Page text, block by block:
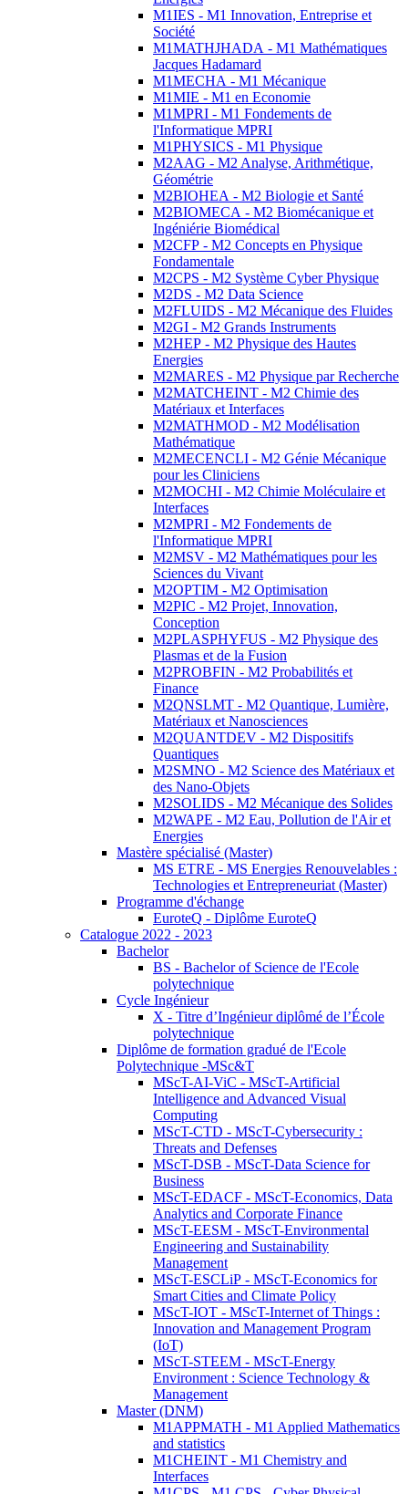
M1IES - M1 Innovation, Entreprise et
Société
M1MATHJHADA - M1 Mathématiques
Jacques Hadamard
M1MECHA - M1 Mécanique
M1MIE - M1 en Economie
M1MPRI - M1 Fondements de
l'Informatique MPRI
M1PHYSICS - M1 Physique
M2AAG - M2 Analyse, Arithmétique,
Géométrie
M2BIOHEA - M2 Biologie et Santé
M2BIOMECA - M2 Biomécanique et
Ingéniérie Biomédical
M2CFP - M2 Concepts en Physique
Fondamentale
M2CPS - M2 Système Cyber Physique
M2DS - M2 Data Science
M2FLUIDS - M2 Mécanique des Fluides
M2GI - M2 Grands Instruments
M2HEP - M2 Physique des Hautes
Energies
M2MARES - M2 Physique par Recherche
M2MATCHEINT - M2 Chimie des
Matériaux et Interfaces
M2MATHMOD - M2 Modélisation
Mathématique
M2MECENCLI - M2 Génie Mécanique
pour les Cliniciens
M2MOCHI - M2 Chimie Moléculaire et
Interfaces
M2MPRI - M2 Fondements de
l'Informatique MPRI
M2MSV - M2 Mathématiques pour les
Sciences du Vivant
M2OPTIM - M2 Optimisation
M2PIC - M2 Projet, Innovation,
Conception
M2PLASPHYFUS - M2 Physique des
Plasmas et de la Fusion
M2PROBFIN - M2 Probabilités et
Finance
M2QNSLMT - M2 Quantique, Lumière,
Matériaux et Nanosciences
M2QUANTDEV - M2 Dispositifs
Quantiques
M2SMNO - M2 Science des Matériaux et
des Nano-Objets
M2SOLIDS - M2 Mécanique des Solides
M2WAPE - M2 Eau, Pollution de l'Air et
Energies
Mastère spécialisé (Master)
MS ETRE - MS Energies Renouvelables :
Technologies et Entrepreneuriat (Master)
Programme d'échange
EuroteQ - Diplôme EuroteQ
Catalogue 2022 - 2023
Bachelor
BS - Bachelor of Science de l'Ecole
polytechnique
Cycle Ingénieur
X - Titre d’Ingénieur diplômé de l’École
polytechnique
Diplôme de formation gradué de l'Ecole
Polytechnique -MSc&T
MScT-AI-ViC - MScT-Artificial
Intelligence and Advanced Visual
Computing
MScT-CTD - MScT-Cybersecurity :
Threats and Defenses
MScT-DSB - MScT-Data Science for
Business
MScT-EDACF - MScT-Economics, Data
Analytics and Corporate Finance
MScT-EESM - MScT-Environmental
Engineering and Sustainability
Management
MScT-ESCLiP - MScT-Economics for
Smart Cities and Climate Policy
MScT-IOT - MScT-Internet of Things :
Innovation and Management Program
(IoT)
MScT-STEEM - MScT-Energy
Environment : Science Technology &
Management
Master (DNM)
M1APPMATH - M1 Applied Mathematics
and statistics
M1CHEINT - M1 Chemistry and
Interfaces